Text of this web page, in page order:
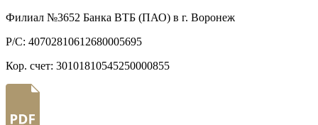
Филиал №3652 Банка ВТБ (ПАО) в г. Воронеж
Р/С: 40702810612680005695
Кор. счет: 30101810545250000855